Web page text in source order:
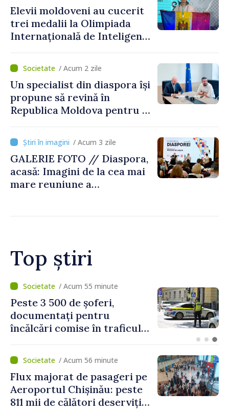
Elevii moldoveni au cucerit
trei medalii la Olimpiada
Internațională de Inteligență
/ Acum 2 zile
Un specialist din diaspora își
propune să revină în
Republica Moldova pentru a
registrului naval național
/ Acum 3 zile
GALERIE FOTO // Diaspora,
acasă: Imagini de la cea mai
mare reuniune a
Top știri
/ Acum 20 minute
Proiectele de asistență în
beneficiul locuitorilor de pe
ambele maluri ale Nistrului
viceprim-ministrului cu
reprezentanta rezidentă a
PNUD în Republica Moldova,
Daniela Gasparikova
/ Acum 56 minute
Flux majorat de pasageri pe
Aeroportul Chișinău: peste
811 mii de călători deserviți